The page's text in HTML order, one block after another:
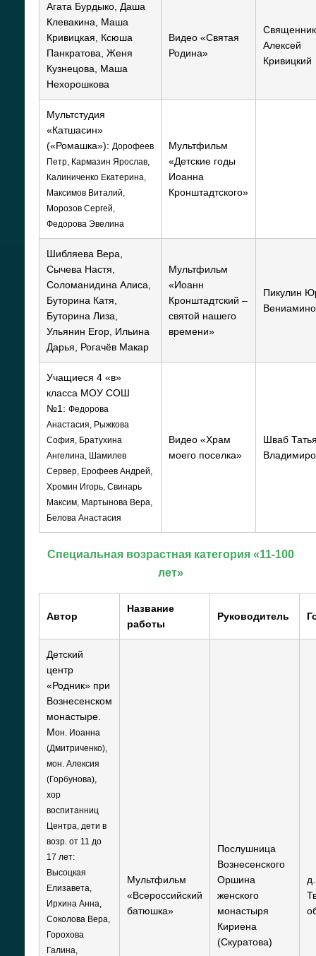
Агата Бурдыко, Даша
Клевакина, Маша
Кривицкая, Ксюша
Панкратова, Женя
Кузнецова, Маша
Нехорошкова
Видео «Святая
Родина»
Священник
Алексей
Кривицкий
Мультстудия
«Катшасин»
(«Ромашка»): Дорофеев
Петр, Кармазин Ярослав,
Калиниченко Екатерина,
Максимов Виталий,
Морозов Сергей,
Федорова Эвелина
Мультфильм
«Детские годы
Иоанна
Кронштадтского»
Шибляева Вера,
Сычева Настя,
Соломанидина Алиса,
Буторина Катя,
Буторина Лиза,
Ульянин Егор, Ильина
Дарья, Рогачёв Макар
Мультфильм
«Иоанн
Кронштадтский –
святой нашего
времени»
Пикулин
Учащиеся 4 «в»
класса МОУ СОШ
№1: Федорова
Анастасия, Рыжкова
София, Братухина
Ангелина, Шамилев
Сервер, Ерофеев Андрей,
Хромин Игорь, Свинарь
Максим, Мартынова Вера,
Белова Анастасия
Видео «Храм
моего поселка»
Шваб
Специальная возрастная категория «11-100
лет»
Автор
Название
работы
Руководитель
Детский
центр
«Родник» при
Вознесенском
монастыре.
Мон. Иоанна
(Дмитриченко),
мон. Алексия
(Горбунова),
хор
воспитанниц
Центра, дети в
возр. от 11 до
17 лет:
Высоцкая
Елизавета,
Ирхина Анна,
Соколова Вера,
Горохова
Галина,
Мультфильм
«Всероссийский
батюшка»
Послушница
Вознесенского
Оршина
женского
монастыря
Кириена
(Скуратова)